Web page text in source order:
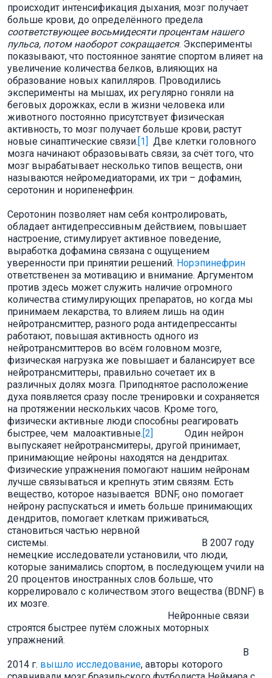
происходит интенсификация дыхания, мозг получает
больше крови, до определённого предела
соответствующее восьмидесяти процентам нашего
пульса, потом наоборот сокращается. Эксперименты
показывают, что постоянное занятие спортом влияет на
увеличение количества белков, влияющих на
образование новых капилляров. Проводились
эксперименты на мышах, их регулярно гоняли на
беговых дорожках, если в жизни человека или
животного постоянно присутствует физическая
активность, то мозг получает больше крови, растут
новые синаптические связи.[1] Две клетки головного
мозга начинают образовывать связи, за счёт того, что
мозг вырабатывает несколько типов веществ, они
называются нейромедиаторами, их три – дофамин,
серотонин и норипенефрин.
Серотонин позволяет нам себя контролировать,
обладает антидепрессивным действием, повышает
настроение, стимулирует активное поведение,
выработка дофамина связана с ощущением
уверенности при принятии решений. Норэпинефрин
ответственен за мотивацию и внимание. Аргументом
против здесь может служить наличие огромного
количества стимулирующих препаратов, но когда мы
принимаем лекарства, то влияем лишь на один
нейротрансмиттер, разного рода антидепрессанты
работают, повышая активность одного из
нейротрансмиттеров во всём головном мозге,
физическая нагрузка же повышает и балансирует все
нейротрансмиттеры, правильно сочетает их в
различных долях мозга. Приподнятое расположение
духа появляется сразу после тренировки и сохраняется
на протяжении нескольких часов. Кроме того,
физически активные люди способны реагировать
быстрее, чем малоактивные.[2]
Один нейрон
выпускаяет нейротрансмитеры, другой принимает,
принимающие нейроны находятся на дендритах.
Физические упражнения помогают нашим нейронам
лучше связываться и крепнуть этим связям. Есть
вещество, которое называется BDNF, оно помогает
нейрону распускаться и иметь больше принимающих
дендритов, помогает клеткам приживаться,
становиться частью нервной
системы. В 2007 году
немецкие исследователи установили, что люди,
которые занимались спортом, в последующем учили на
20 процентов иностранных слов больше, что
коррелировало с количеством этого вещества (BDNF) в
их мозге.
Нейронные связи
строятся быстрее путём сложных моторных
упражнений.
В
2014 г. вышло исследование, авторы которого